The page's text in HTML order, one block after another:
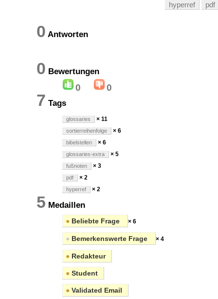
hyperref pdf
0 Antworten
0 Bewertungen
0 0
7 Tags
glossaries × 11
sortierreihenfolge × 6
bibelstellen × 6
glossaries-extra × 5
fußnoten × 3
pdf × 2
hyperref × 2
5 Medaillen
● Beliebte Frage × 6
● Bemerkenswerte Frage × 4
● Redakteur
● Student
● Validated Email